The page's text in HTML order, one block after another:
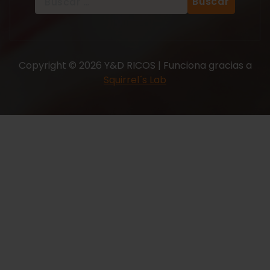
Copyright © 2026 Y&D RICOS | Funciona gracias a
Squirrel´s Lab